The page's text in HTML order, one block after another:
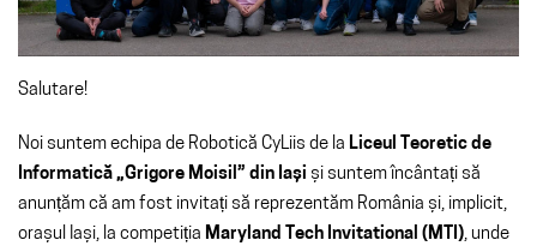
Salutare!
Noi suntem echipa de Robotică CyLiis de la Liceul Teoretic de
Informatică „Grigore Moisil” din Iași și suntem încântați să
anunțăm că am fost invitați să reprezentăm România și, implicit,
orașul Iași, la competiția Maryland Tech Invitational (MTI), unde